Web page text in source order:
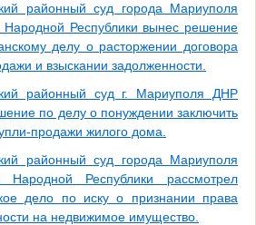
районный суд города Мариуполя
Народной Республики вынес решение
делу о расторжении договора
и взыскании задолженности.
районный суд г. Мариуполя ДНР
по делу о понуждении заключить
продажи жилого дома.
районный суд города Мариуполя
Народной Республики рассмотрел
дело по иску о признании права
на недвижимое имущество.